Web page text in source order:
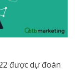
được dự đoán